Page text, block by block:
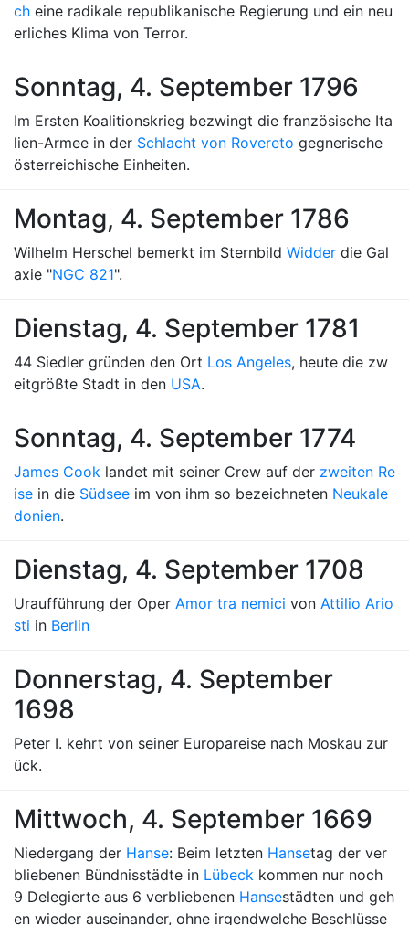
ch eine radikale republikanische Regierung und ein neu
erliches Klima von Terror.
Sonntag, 4. September 1796
Im Ersten Koalitionskrieg bezwingt die französische Ita
lien-Armee in der Schlacht von Rovereto gegnerische
österreichische Einheiten.
Montag, 4. September 1786
Wilhelm Herschel bemerkt im Sternbild Widder die Gal
axie "NGC 821".
Dienstag, 4. September 1781
44 Siedler gründen den Ort Los Angeles, heute die zw
eitgrößte Stadt in den USA.
Sonntag, 4. September 1774
James Cook landet mit seiner Crew auf der zweiten Re
ise in die Südsee im von ihm so bezeichneten Neukale
donien.
Dienstag, 4. September 1708
Uraufführung der Oper Amor tra nemici von Attilio Ario
sti in Berlin
Donnerstag, 4. September
1698
Peter I. kehrt von seiner Europareise nach Moskau zur
ück.
Mittwoch, 4. September 1669
Niedergang der Hanse: Beim letzten Hansetag der ver
bliebenen Bündnisstädte in Lübeck kommen nur noch
9 Delegierte aus 6 verbliebenen Hansestädten und geh
en wieder auseinander, ohne irgendwelche Beschlüsse